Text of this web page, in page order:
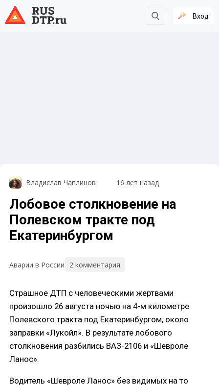
Вход
Владислав Чаплинов 16 лет назад
Лобовое столкновение на
Полевском тракте под
Екатеринбургом
Аварии в России 2 комментария
Страшное ДТП с человеческими жертвами
произошло 26 августа ночью на 4-м километре
Полевского тракта под Екатеринбургом, около
заправки «Лукойл». В результате лобового
столкновения разбились ВАЗ-2106 и «Шевроле
Ланос».
Водитель «Шевроле Ланос» без видимых на то